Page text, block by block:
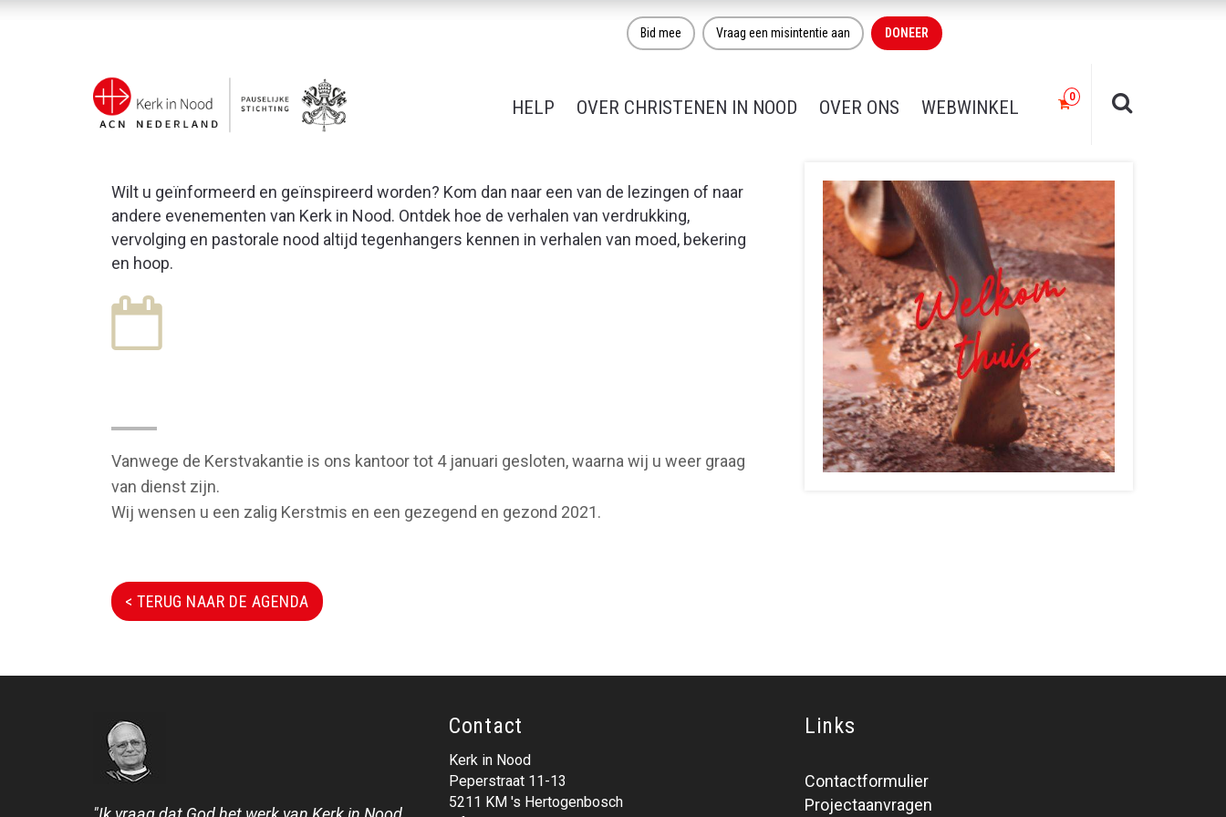
Bid mee Vraag een misintentie aan DONEER
HELP OVER CHRISTENEN IN NOOD OVER ONS WEBWINKEL
Wilt u geïnformeerd en geïnspireerd worden? Kom dan naar een van de lezingen of naar
andere evenementen van Kerk in Nood. Ontdek hoe de verhalen van verdrukking,
vervolging en pastorale nood altijd tegenhangers kennen in verhalen van moed, bekering
en hoop.
Vanwege de Kerstvakantie is ons kantoor tot 4 januari gesloten, waarna wij u weer graag
van dienst zijn.
Wij wensen u een zalig Kerstmis en een gezegend en gezond 2021.
< TERUG NAAR DE AGENDA
Contact
Kerk in Nood
Peperstraat 11-13
5211 KM 's Hertogenbosch
Links
Contactformulier
Projectaanvragen